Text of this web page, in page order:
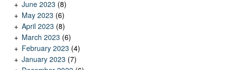
June 2023 (8)
May 2023 (6)
April 2023 (8)
March 2023 (6)
February 2023 (4)
January 2023 (7)